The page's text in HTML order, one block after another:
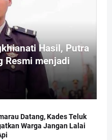
Hasil, Putra
Resmi menjadi
Datang, Kades Teluk
Warga Jangan Lalai